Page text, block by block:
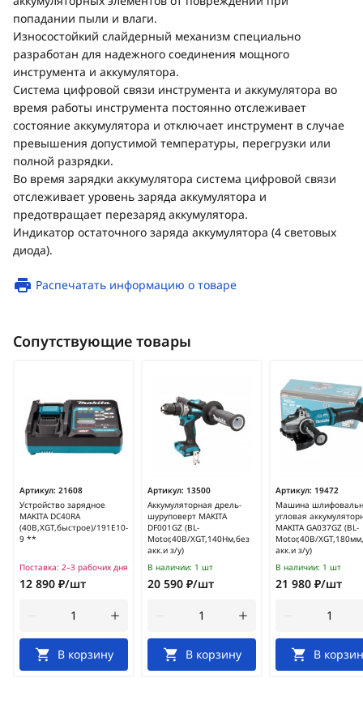
попадании пыли и влаги.
Износостойкий слайдерный механизм специально
разработан для надежного соединения мощного
инструмента и аккумулятора.
Система цифровой связи инструмента и аккумулятора во
время работы инструмента постоянно отслеживает
состояние аккумулятора и отключает инструмент в случае
превышения допустимой температуры, перегрузки или
полной разрядки.
Во время зарядки аккумулятора система цифровой связи
отслеживает уровень заряда аккумулятора и
предотвращает перезаряд аккумулятора.
Индикатор остаточного заряда аккумулятора (4 световых
диода).
Распечатать информацию о товаре
Сопутствующие товары
Артикул: 21608
Устройство зарядное
MAKITA DC40RA
(40В,XGT,быстрое)/191E10-
9 **
Поставка: 2–3 рабочих дня
12 890 ₽/шт
В корзину
Артикул: 13500
Аккумуляторная дрель-
шуруповерт MAKITA
DF001GZ (BL-
Motor,40B/XGT,140Нм,без
акк.и з/у)
В наличии: 1 шт
20 590 ₽/шт
В корзину
Артикул: 19472
Машина
угловая
MAKITA GA037GZ (BL-
Motor,40В/
акк.и з/у)
В наличии: 1 шт
21 980 ₽/шт
В